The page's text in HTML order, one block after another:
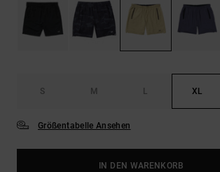
S M L XL
Größentabelle Ansehen
IN DEN WARENKORB